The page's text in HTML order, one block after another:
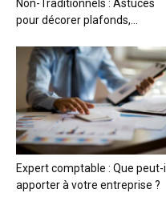
Non-Traditionnels : Astuces
pour décorer plafonds,...
Expert comptable : Que peut-il
apporter à votre entreprise ?